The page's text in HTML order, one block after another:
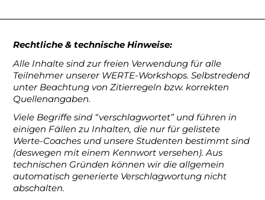
Rechtliche & technische Hinweise:
Alle Inhalte sind zur freien Verwendung für alle
Teilnehmer unserer WERTE-Workshops. Selbstredend
unter Beachtung von Zitierregeln bzw. korrekten
Quellenangaben.
Viele Begriffe sind “verschlagwortet” und führen in
einigen Fällen zu Inhalten, die nur für gelistete
Werte-Coaches und unsere Studenten bestimmt sind
(deswegen mit einem Kennwort versehen). Aus
technischen Gründen können wir die allgemein
automatisch generierte Verschlagwortung nicht
abschalten.